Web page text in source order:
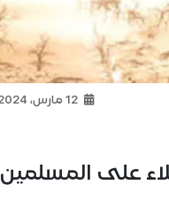
على المسلمين